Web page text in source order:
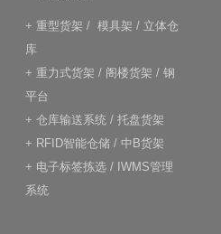
+ 重型货架 / 模具架 / 立体仓
库
+ 重力式货架 / 阁楼货架 / 钢
平台
+ 仓库输送系统 / 托盘货架
+ RFID智能仓储 / 中B货架
+ 电子标签拣选 / IWMS管理
系统